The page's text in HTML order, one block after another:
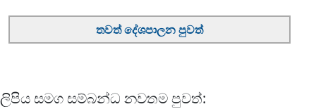
තවත් දේශපාලන පුවත්
ලිපිය සමග සම්බන්ධ නවතම පුවත්: